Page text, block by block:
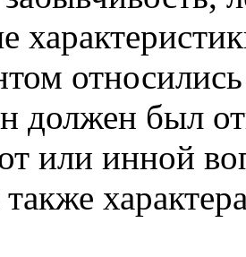
должен был
или инной
также